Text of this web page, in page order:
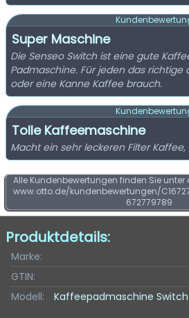
Super Maschine
Die Senseo Switch ist eine gute
Padmaschine. Für jeden das richtige
oder eine Kanne Kaffee brauch.
Tolle Kaffeemaschine
Macht ein sehr leckeren Filter
Alle Kundenbewertungen finden Sie
www.otto.de/kundenbewertungen/
672779789
Produktdetails:
Marke:
GTIN:
Modell:
Kaffeepadmaschine